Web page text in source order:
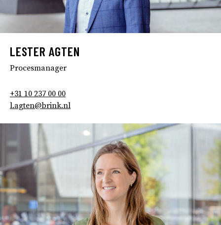
LESTER AGTEN
Procesmanager
+31 10 237 00 00
l.agten@brink.nl